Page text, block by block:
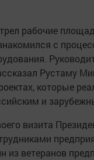
рабочие
с
Рустаму
которые
и
визита
из ветеранов